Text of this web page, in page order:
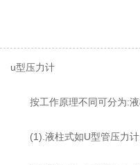
u型压力计
按工作原理不同可分为:液
(1).液柱式如U型管压力计